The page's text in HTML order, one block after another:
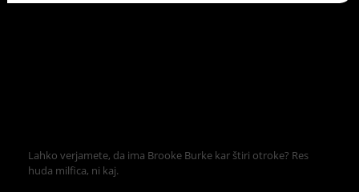
Lahko verjamete, da ima Brooke Burke kar štiri otroke? Res
huda milfica, ni kaj.